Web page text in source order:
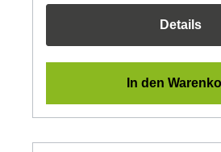
Details
In den